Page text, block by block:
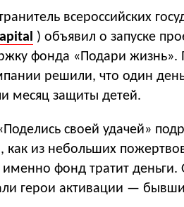
всероссийских
) объявил о запуске
фонда «Подари
решили, что один
месяц защиты детей.
своей удачей»
из небольших
именно фонд тратит
герои активации —